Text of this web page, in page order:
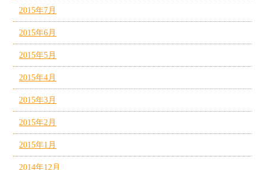
2015年7月
2015年6月
2015年5月
2015年4月
2015年3月
2015年2月
2015年1月
2014年12月